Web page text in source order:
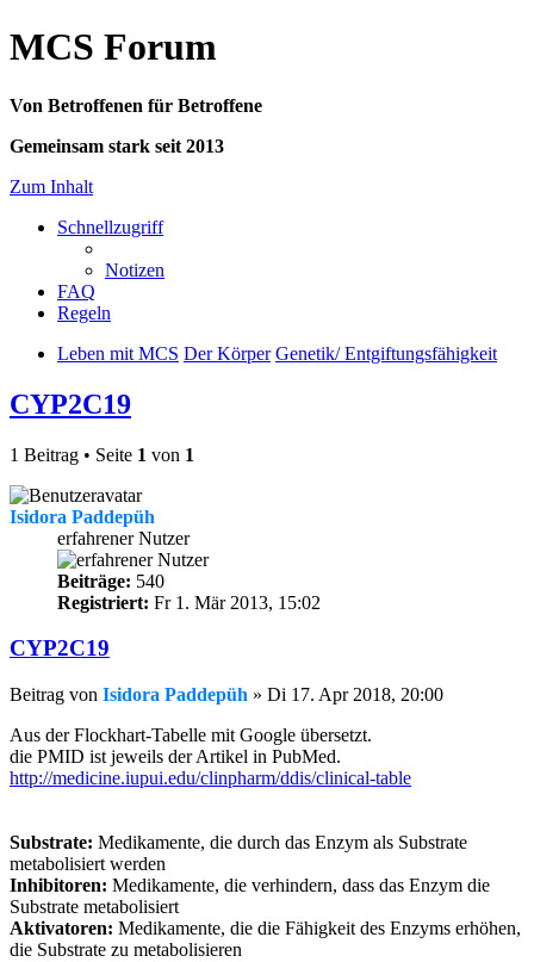
MCS Forum
Von Betroffenen für Betroffene
Gemeinsam stark seit 2013
Zum Inhalt
Schnellzugriff
Notizen
FAQ
Regeln
Leben mit MCS Der Körper Genetik/ Entgiftungsfähigkeit
CYP2C19
1 Beitrag • Seite 1 von 1
Isidora Paddepüh
erfahrener Nutzer
Beiträge: 540
Registriert: Fr 1. Mär 2013, 15:02
CYP2C19
Beitrag von Isidora Paddepüh » Di 17. Apr 2018, 20:00
Aus der Flockhart-Tabelle mit Google übersetzt.
die PMID ist jeweils der Artikel in PubMed.
http://medicine.iupui.edu/clinpharm/ddis/clinical-table
Substrate: Medikamente, die durch das Enzym als Substrate
metabolisiert werden
Inhibitoren: Medikamente, die verhindern, dass das Enzym die
Substrate metabolisiert
Aktivatoren: Medikamente, die die Fähigkeit des Enzyms erhöhen,
die Substrate zu metabolisieren